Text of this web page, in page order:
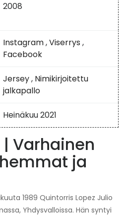
2008
Instagram,Viserrys ,
Facebook
Jersey, Nimikirjoitettu
jalkapallo
Heinäkuu 2021
Varhainen
ja
1989 Quintorris Lopez Julio
Yhdysvalloissa. Hän syntyi